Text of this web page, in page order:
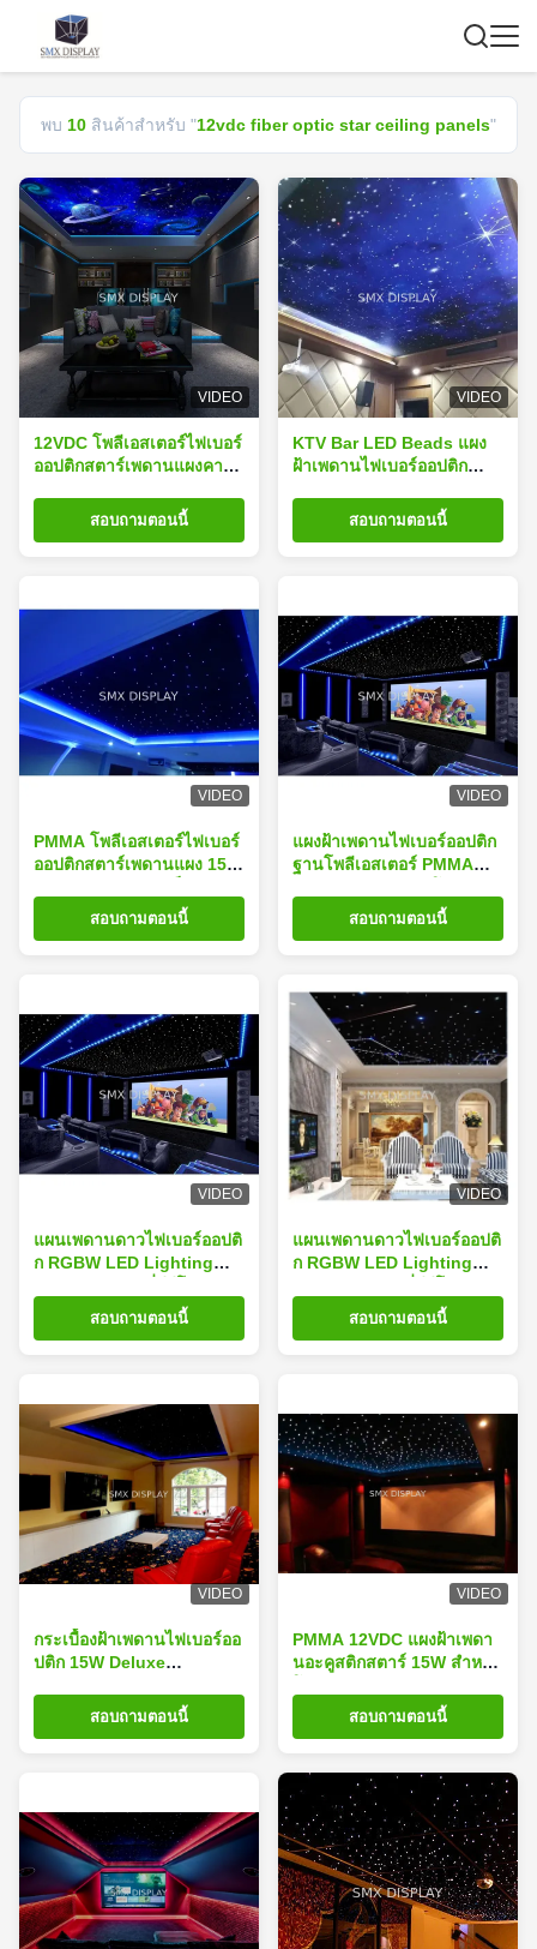
พบ 10 สินค้าสำหรับ "12vdc fiber optic star ceiling panels"
VIDEO
12VDC โพลีเอสเตอร์ไฟเบอร์
ออปติกสตาร์เพดานแผงคา
สอบถามตอนนี้
VIDEO
KTV Bar LED Beads แผง
ฝ้าเพดานไฟเบอร์ออปติก
Installationสอบถามตอนนี้
VIDEO
PMMA โพลีเอสเตอร์ไฟเบอร์
ออปติกสตาร์เพดานแผง 15W
สอบถามตอนนี้
VIDEO
แผงฝ้าเพดานไฟเบอร์ออปติก
ฐานโพลีเอสเตอร์ PMMA
สอบถามตอนนี้
VIDEO
แผนเพดานดาวไฟเบอร์ออปติ
ก RGBW LED Lighting
คุมสําหรับโรงภาพยนตร์ใน
สอบถามตอนนี้
VIDEO
แผนเพดานดาวไฟเบอร์ออปติ
ก RGBW LED Lighting
คุมสําหรับโรงภาพยนตร์ใน
สอบถามตอนนี้
VIDEO
กระเบื้องฝ้าเพดานไฟเบอร์ออ
ปติก 15W Deluxe
สอบถามตอนนี้
VIDEO
PMMA 12VDC แผงฝ้าเพดา
นอะคูสติกสตาร์ 15W สำหรับ
สอบถามตอนนี้